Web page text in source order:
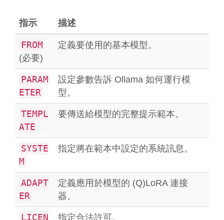
指示 描述
FROM
(必要)
定義要使用的基本模型。
PARAM
ETER
設定參數告訴 Ollama 如何運行模
型。
TEMPL
ATE
要傳送給模型的完整提示範本。
SYSTE
M
指定將在範本中設定的系統訊息。
ADAPT
ER
定義應用於模型的 (Q)LoRA 連接
器。
LICEN 指定合法許可。